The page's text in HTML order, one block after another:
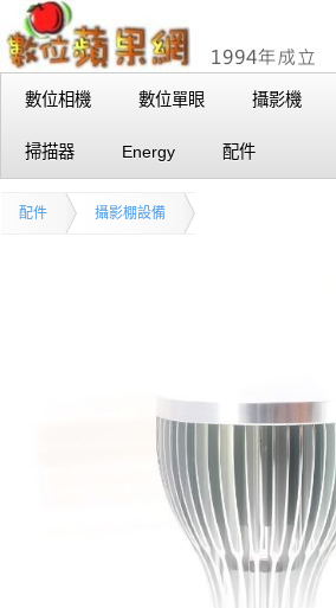
數位相機 數位單眼 攝影機
掃描器 Energy 配件
配件 攝影棚設備